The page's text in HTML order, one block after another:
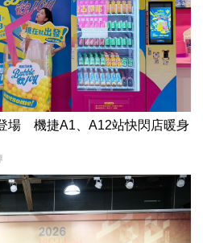
場 機捷A1、A12站快閃店暖身